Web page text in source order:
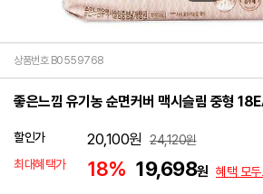
상품번호 B0559768
좋은느낌 유기농 순면커버 맥시슬림 중형
할인가 20,100원 24,120원
최대혜택가
18% 19,698원 혜택 모두